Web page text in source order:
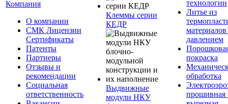
Компания
О компании
СМК Лицензии
Сертификаты
Патенты
Партнеры
Отзывы и
рекомендации
Социальная
ответственность
Клеммы серии
КЕДР
Выдвижные
модули НКУ
технологии
Литье из
давлением
покраска
обработка
прошивная